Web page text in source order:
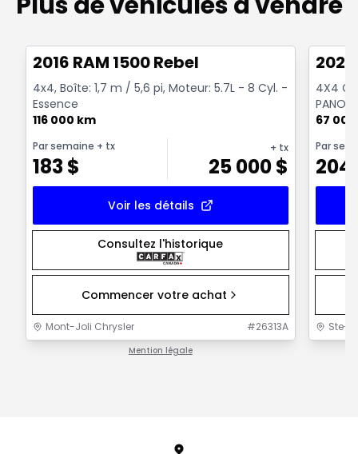
2016 RAM 1500 Rebel
4x4, Boîte: 1,7 m / 5,6 pi, Moteur: 5.7L - 8 Cyl. -
Essence
116 000 km
Par semaine + tx
183$
+ tx
25 000$
Voir les détails
Consultez l'historique
Commencer votre achat
Mont-Joli Chrysler #26313A
Mention légale
4X4
NOIR
67
Par
204
Ste-